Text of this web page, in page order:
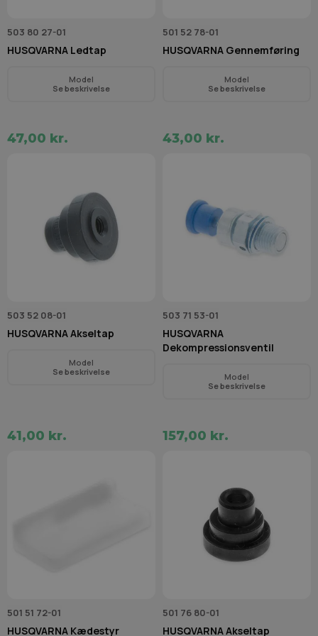
503 80 27-01
HUSQVARNA Ledtap
Model
Se beskrivelse
47,00 kr.
501 52 78-01
HUSQVARNA Gennemføring
Model
Se beskrivelse
43,00 kr.
503 52 08-01
HUSQVARNA Akseltap
Model
Se beskrivelse
41,00 kr.
503 71 53-01
HUSQVARNA
Dekompressionsventil
Model
Se beskrivelse
157,00 kr.
501 51 72-01
HUSQVARNA Kædestyr
501 76 80-01
HUSQVARNA Akseltap